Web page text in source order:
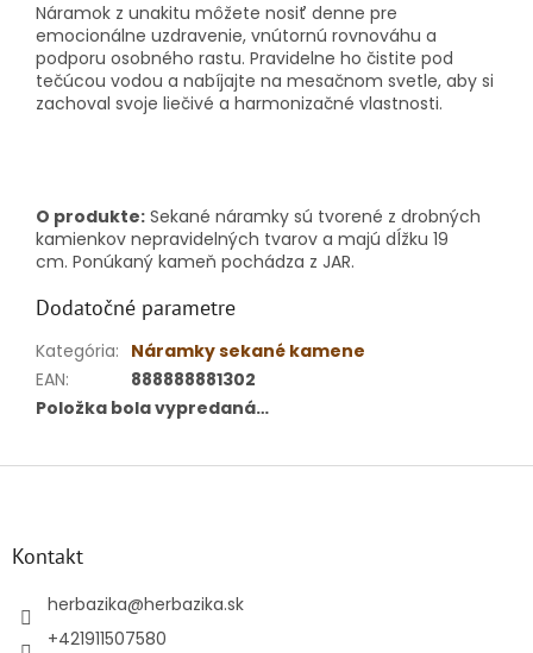
Náramok z unakitu môžete nosiť denne pre
emocionálne uzdravenie, vnútornú rovnováhu a
podporu osobného rastu. Pravidelne ho čistite pod
tečúcou vodou a nabíjajte na mesačnom svetle, aby si
zachoval svoje liečivé a harmonizačné vlastnosti.
O produkte: Sekané náramky sú tvorené z drobných
kamienkov nepravidelných tvarov a majú dĺžku 19
cm. Ponúkaný kameň pochádza z JAR.
Dodatočné parametre
Kategória: Náramky sekané kamene
EAN:
888888881302
Položka bola vypredaná…
Kontakt
herbazika@herbazika.sk
+421911507580